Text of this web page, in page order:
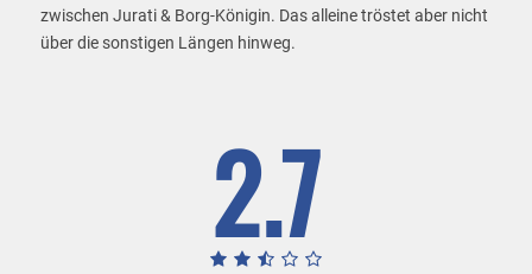
zwischen Jurati & Borg-Königin. Das alleine tröstet aber nicht
über die sonstigen Längen hinweg.
2.7